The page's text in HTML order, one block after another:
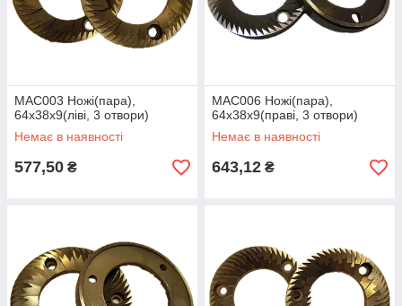
MAC003 Ножі(пара),
64х38х9(ліві, 3 отвори)
Немає в наявності
577,50 ₴
MAC006 Ножі(пара),
64х38х9(праві, 3 отвори)
Немає в наявності
643,12 ₴